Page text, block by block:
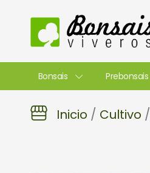
contenido
Bonsais Prebonsais
Inicio / Cultivo /